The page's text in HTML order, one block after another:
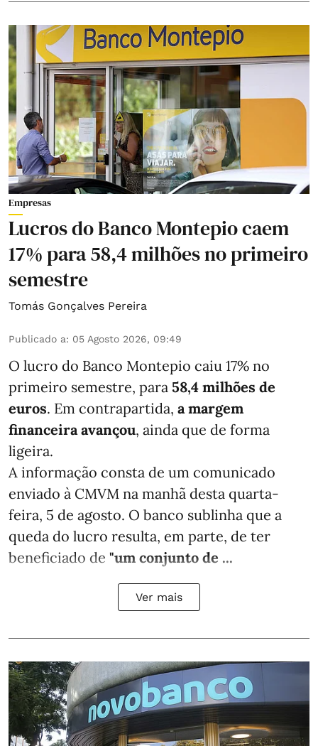
Empresas
Lucros do Banco Montepio caem
17% para 58,4 milhões no primeiro
semestre
Tomás Gonçalves Pereira
Publicado a: 05 Agosto 2026, 09:49
O lucro do Banco Montepio caiu 17% no
primeiro semestre, para 58,4 milhões de
euros. Em contrapartida, a margem
financeira avançou, ainda que de forma
ligeira.
A informação consta de um comunicado
enviado à CMVM na manhã desta quarta-
feira, 5 de agosto. O banco sublinha que a
queda do lucro resulta, em parte, de ter
beneficiado de "um conjunto de ...
Ver mais